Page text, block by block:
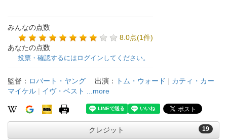
みんなの点数
8.0点(1件)
あなたの点数
投票・確認するにはログインしてください。
監督： ロバート・ヤング 出演： トム・ウォード | カティ・カー
マイケル | イヴ・ベスト ...more
19
クレジット